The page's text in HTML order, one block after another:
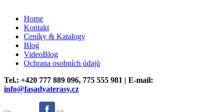
Home
Kontakt
Ceníky & Katalogy
Blog
VideoBlog
Ochrana osobních údajů
Tel.: +420 777 889 096, 775 555 981 | E-mail:
info@fasadyaterasy.cz